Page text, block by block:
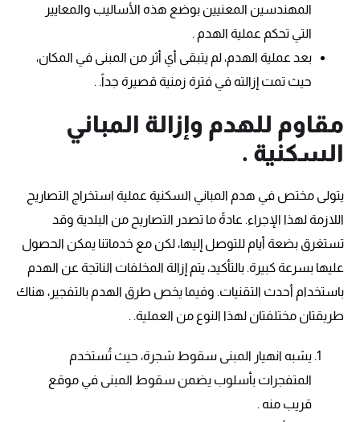
المهندسين المعنيين بوضع هذه الأساليب والمعايير
التي تحكم عملية الهدم .
بعد عملية الهدم، لم يتبقى أي أثر من المبنى في المكان،
حيث تمت إزالته في فترة زمنية قصيرة جداً. .
مقاوم للهدم وإزالة المباني
السكنية .
يتولى مختص في هدم المباني السكنية عملية استخراج التصاريح
اللازمة لهذا الإجراء. عادةً ما تصدر التصاريح من البلدية وقد
تستغرق بضعة أيام للتوصل إليها، لكن مع خدماتنا يمكن الحصول
عليها بسرعة كبيرة. بالتأكيد، يتم إزالة المخلفات الناتجة عن الهدم
باستخدام أحدث التقنيات. وفيما يخص طرق الهدم بالتفجير، هناك
طريقتان مختلفتان لهذا النوع من العملية. .
يشبه انهيار المبنى سقوط شجرة، حيث تُستخدم
المتفجرات بأسلوب يضمن سقوط المبنى في موقع
قريب منه .